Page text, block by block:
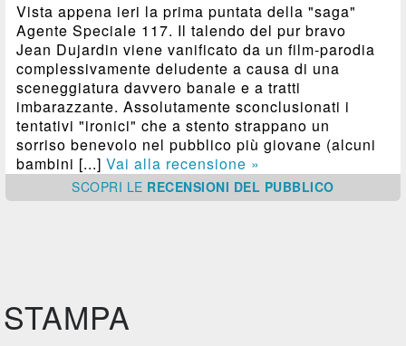
Vista appena ieri la prima puntata della "saga"
Agente Speciale 117. Il talendo del pur bravo
Jean Dujardin viene vanificato da un film-parodia
complessivamente deludente a causa di una
sceneggiatura davvero banale e a tratti
imbarazzante. Assolutamente sconclusionati i
tentativi "ironici" che a stento strappano un
sorriso benevolo nel pubblico più giovane (alcuni
bambini [...]Vai alla recensione »
SCOPRI LE RECENSIONI DEL PUBBLICO
STAMPA